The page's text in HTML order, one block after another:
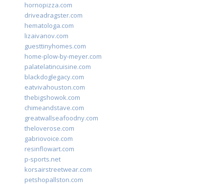
hornopizza.com
driveadragster.com
hematologa.com
lizaivanov.com
guesttinyhomes.com
home-plow-by-meyer.com
palatelatincuisine.com
blackdoglegacy.com
eatvivahouston.com
thebigshowok.com
chimeandstave.com
greatwallseafoodny.com
theloverose.com
gabriovoice.com
resinflowart.com
p-sports.net
korsairstreetwear.com
petshopallston.com